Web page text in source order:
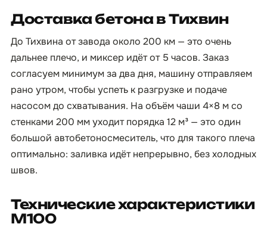
Доставка бетона в Тихвин
До Тихвина от завода около 200 км — это очень
дальнее плечо, и миксер идёт от 5 часов. Заказ
согласуем минимум за два дня, машину отправляем
рано утром, чтобы успеть к разгрузке и подаче
насосом до схватывания. На объём чаши 4×8 м со
стенками 200 мм уходит порядка 12 м³ — это один
большой автобетоносмеситель, что для такого плеча
оптимально: заливка идёт непрерывно, без холодных
швов.
Технические характеристики
М100